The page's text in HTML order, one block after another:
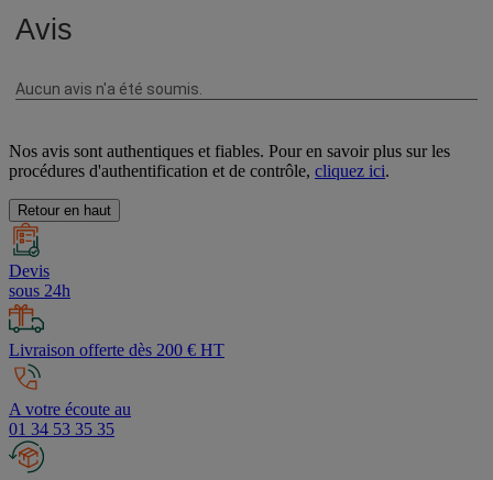
Nos avis sont authentiques et fiables. Pour en savoir plus sur les
Retour en haut
Devis
sous 24h
Livraison offerte dès 200 € HT
A votre écoute au
01 34 53 35 35